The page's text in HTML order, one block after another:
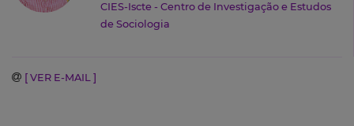
CIES-Iscte - Centro de Investigação e Estudos
de Sociologia
[ VER E-MAIL ]